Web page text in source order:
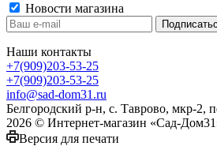
Новости магазина
Наши контакты
+7(909)203-53-25
+7(909)203-53-25
info@sad-dom31.ru
Белгородский р-н, с. Таврово, мкр-2,
2026 © Интернет-магазин «Сад-
Версия для печати